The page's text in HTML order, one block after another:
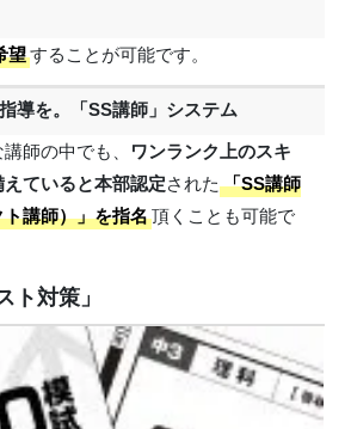
望することが可能です。
導を。「SS講師」システム
師の中でも、
ワンランク上のスキ
ていると本部認定された 「SS講師
講師）」を指名頂くことも可能で
ト対策」